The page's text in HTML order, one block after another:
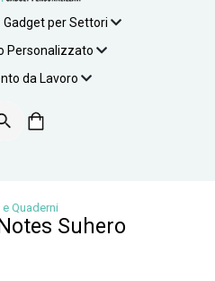
Gadget per Settori
Personalizzato
da Lavoro
Quaderni
Suhero